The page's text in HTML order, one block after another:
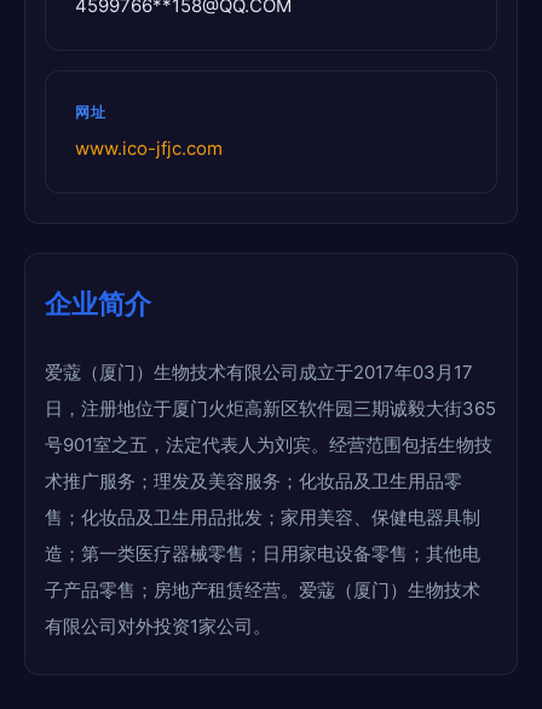
4599766**158@QQ.COM
网址
www.ico-jfjc.com
企业简介
爱蔻（厦门）生物技术有限公司成立于2017年03月17
日，注册地位于厦门火炬高新区软件园三期诚毅大街365
号901室之五，法定代表人为刘宾。经营范围包括生物技
术推广服务；理发及美容服务；化妆品及卫生用品零
售；化妆品及卫生用品批发；家用美容、保健电器具制
造；第一类医疗器械零售；日用家电设备零售；其他电
子产品零售；房地产租赁经营。爱蔻（厦门）生物技术
有限公司对外投资1家公司。